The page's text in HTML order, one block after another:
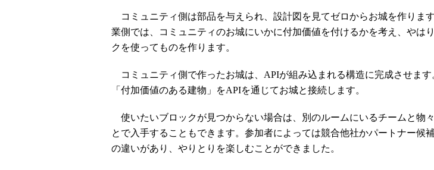
コミュニティ側は部品を与えられ、設計図を見てゼロからお城を作りま
業側では、コミュニティのお城にいかに付加価値を付けるかを考え、やは
クを使ってものを作ります。
コミュニティ側で作ったお城は、APIが組み込まれる構造に完成させます
「付加価値のある建物」をAPIを通じてお城と接続します。
使いたいブロックが見つからない場合は、別のルームにいるチームと物
とで入手することもできます。参加者によっては競合他社かパートナー候
の違いがあり、やりとりを楽しむことができました。